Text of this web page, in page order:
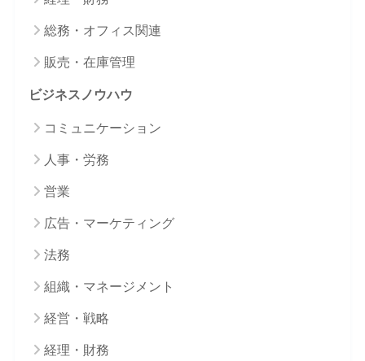
総務・オフィス関連
販売・在庫管理
ビジネスノウハウ
コミュニケーション
人事・労務
営業
広告・マーケティング
法務
組織・マネージメント
経営・戦略
経理・財務